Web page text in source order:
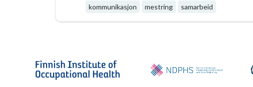
kommunikasjon
mestring samarbeid